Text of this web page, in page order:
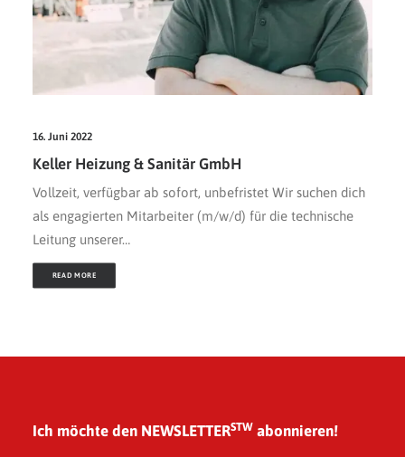
16. Juni 2022
Keller Heizung & Sanitär GmbH
Vollzeit, verfügbar ab sofort, unbefristet Wir suchen dich
als engagierten Mitarbeiter (m/w/d) für die technische
Leitung unserer…
READ MORE
Ich möchte den NEWSLETTERSTW abonnieren!